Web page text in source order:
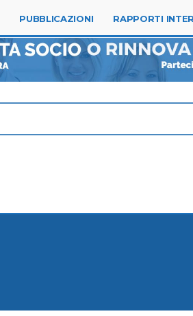
Tel. 0523.315144
PUBBLICAZIONI RAPPORTI